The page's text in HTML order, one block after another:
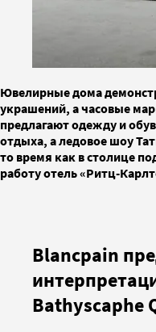
Ювелирные дома
украшений, а часовые
предлагают одежду и
отдыха, а ледовое шоу
то время как в столице
работу отель «Ритц-
Blancpain
Bathyscaphe